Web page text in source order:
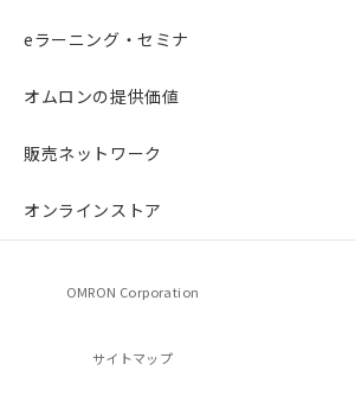
eラーニング・セミナ
オムロンの提供価値
販売ネットワーク
オンラインストア
OMRON Corporation
サイトマップ